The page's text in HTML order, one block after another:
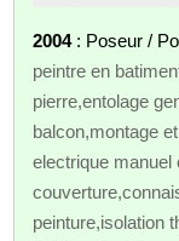
2004: Poseur /
peintre en
pierre,entolage
balcon,montage
electrique manuel
peinture,isolation